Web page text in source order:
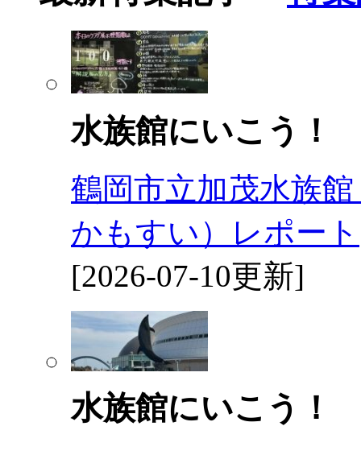
水族館にいこう！
鶴岡市立加茂水族
かもすい）レポート
[2026-07-10更新]
水族館にいこう！